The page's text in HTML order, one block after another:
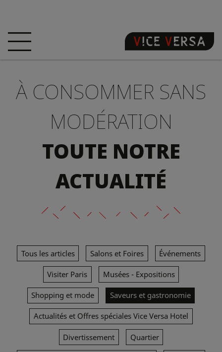
ACCUEIL CHAMBRES
OFFRES LOCALISATION
GARANTISSEZ
VOTRE PÉCHÉ
ACTUALITÉS PHOTOS
À CONSOMMER SANS
MODÉRATION
TOUTE NOTRE
ACTUALITÉ
Tous les articles Salons et Foires Événements
Visiter Paris Musées - Expositions
Shopping et mode Saveurs et gastronomie
Actualités et Offres spéciales Vice Versa Hotel
Divertissement Quartier